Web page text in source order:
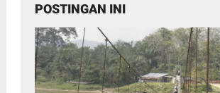
POSTINGAN INI